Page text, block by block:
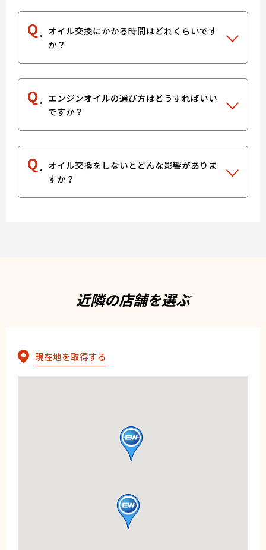
Q
オイル交換にかかる時間はどれくらいです
か？
Q
エンジンオイルの選び方はどうすればいい
ですか？
Q
オイル交換をしないとどんな影響がありま
すか？
近隣の店舗を選ぶ
現在地を取得する